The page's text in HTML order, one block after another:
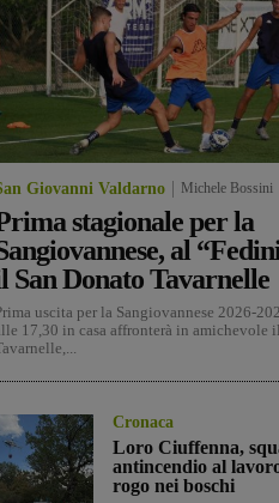
Giovanni Valdarno Michele Bossini
stagionale per la
al
San Donato Tavarnelle
uscita per la Sangiovannese 2026-
17,30 in casa affronterà in amichevole
Cronaca
Loro Ciuffenna,
antincendio al
rogo nei boschi